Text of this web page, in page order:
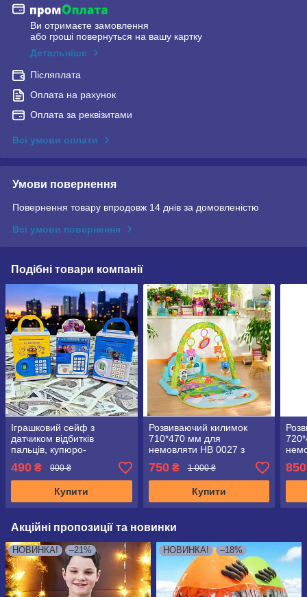
Ви отримаєте замовлення
або гроші повернуться на вашу картку
Детальніше
Післяплата
Оплата на рахунок
Оплата за реквізитами
Всі умови оплати
Умови повернення
Повернення товару впродовж 14 днів за домовленістю
Всі умови повернення
Подібні товари компанії
Іграшковий сейф з
датчиком відбитків
пальців, купюро-
приймачем, світло, звук,
кодовий замок
490 ₴ 900 ₴
Купити
Розвиваючий килимок
710*470 мм для
немовляти HB 0027 з
750₴ 1 000 ₴
Купити
850
Акційні пропозиції та новинки
НОВИНКА! –21% НОВИНКА! –18%